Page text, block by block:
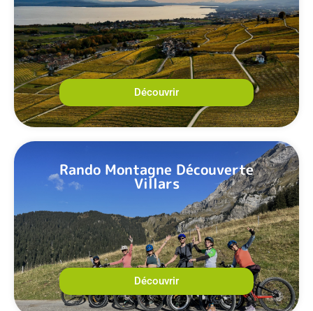
Découvrir
Rando Montagne Découverte
Villars
Découvrir